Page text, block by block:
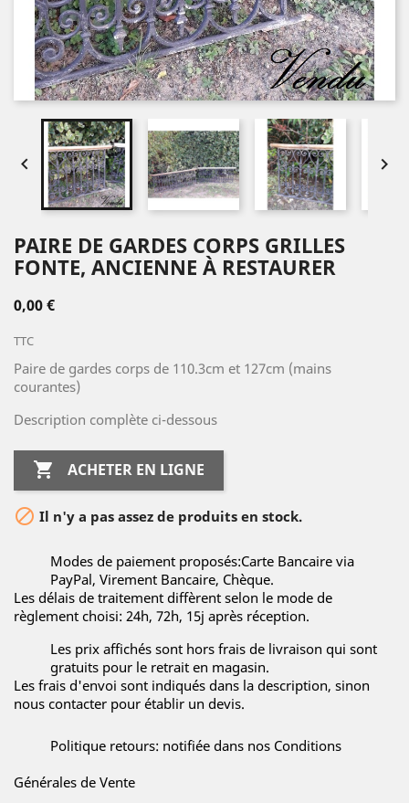
 
PAIRE DE GARDES CORPS GRILLES
FONTE, ANCIENNE À RESTAURER
0,00 €
TTC
Paire de gardes corps de 110.3cm et 127cm (mains
courantes)
Description complète ci-dessous
 ACHETER EN LIGNE
 Il n'y a pas assez de produits en stock.
Modes de paiement proposés:Carte Bancaire via
PayPal, Virement Bancaire, Chèque.
Les délais de traitement diffèrent selon le mode de
règlement choisi: 24h, 72h, 15j après réception.
Les prix affichés sont hors frais de livraison qui sont
gratuits pour le retrait en magasin.
Les frais d'envoi sont indiqués dans la description, sinon
nous contacter pour établir un devis.
Politique retours: notifiée dans nos Conditions
Générales de Vente